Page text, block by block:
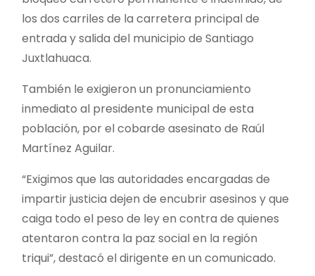
los dos carriles de la carretera principal de
entrada y salida del municipio de Santiago
Juxtlahuaca.
También le exigieron un pronunciamiento
inmediato al presidente municipal de esta
población, por el cobarde asesinato de Raúl
Martínez Aguilar.
“Exigimos que las autoridades encargadas de
impartir justicia dejen de encubrir asesinos y que
caiga todo el peso de ley en contra de quienes
atentaron contra la paz social en la región
triqui”, destacó el dirigente en un comunicado.